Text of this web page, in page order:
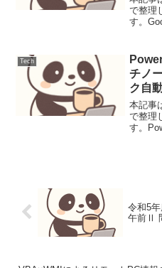
で整理
す。
Tech
チノ
ク自
本記事
で整理
す。
令和5
午前Ⅱ